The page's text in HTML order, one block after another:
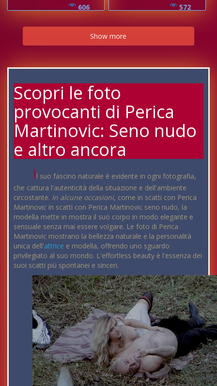
606
572
Show more
Scopri le foto
provocanti di Perica
Martinovic: Seno nudo
e altro ancora
Il suo fascino naturale è evidente in ogni fotografia,
che cattura l'autenticità della situazione e dell'ambiente
circostante. In alcune occasioni, come in scatti con Perica
Martinovic in scatti con Perica Martinovic seno nudo, la
modella mette in mostra il suo corpo in modo elegante e
sensuale senza mai essere volgare. Le foto di Perica
Martinovic mostrano la bellezza naturale e la personalità
unica dell'attrice e modella, offrendo uno sguardo
privilegiato al suo mondo. L'effortless beauty è l'essenza dei
suoi scatti più spontanei e sinceri.